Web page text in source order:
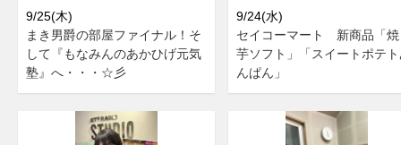
9/25(木)
まき男爵の部屋ファイナル！そ
して『もなみんのあかひげ元気
塾』へ・・・☆彡
9/24(水)
セイコーマート 新商品「焼
芋ソフト」「スイートポテ
んぱん」